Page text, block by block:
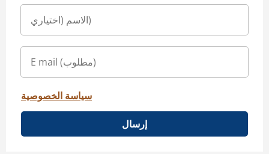
سياسة الخصوصية
إرسال